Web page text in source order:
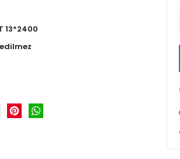
13*2400
Pinterest